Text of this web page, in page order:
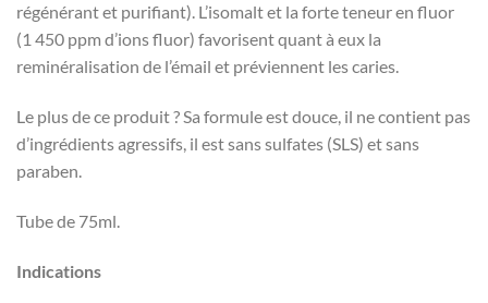
régénérant et purifiant). L’isomalt et la forte teneur en fluor
(1 450 ppm d’ions fluor) favorisent quant à eux la
reminéralisation de l’émail et préviennent les caries.
Le plus de ce produit ? Sa formule est douce, il ne contient pas
d’ingrédients agressifs, il est sans sulfates (SLS) et sans
paraben.
Tube de 75ml.
Indications